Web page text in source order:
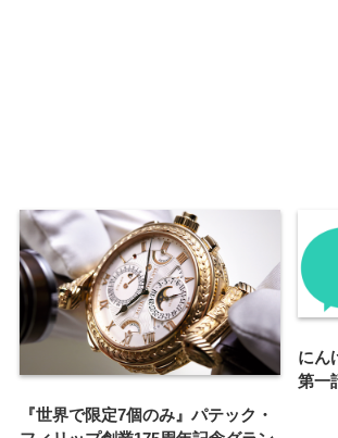
『世界で限定7個のみ』パテック・
にん
第一